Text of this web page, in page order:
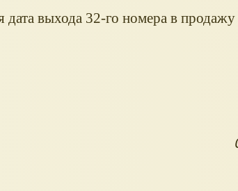
выхода 32-го номера в продажу